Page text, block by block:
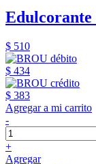
Edulcorante
$ 510
$ 434
$ 383
Agregar a mi carrito
-
+
Agregar